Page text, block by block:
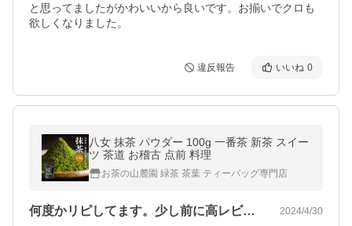
と思ってましたがかわいいから良いです。お揃いでクロも
欲しくなりました。
違反報告 いいね 0
八女 抹茶 パウダー 100g 一番茶 新茶 スイー
ツ 茶道 お稽古 点前 料理
お茶の山麓園 緑茶 茶葉 ティーバッグ専門店
何度かリピしてます。少し前に高レビュー… 2024/4/30